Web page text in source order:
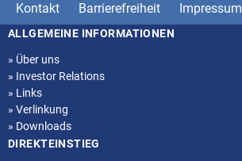
Kontakt Barrierefreiheit Impressum
Seitenstruktur
ALLGEMEINE INFORMATIONEN
» Über uns
» Investor Relations
» Links
» Verlinkung
» Downloads
DIREKTEINSTIEG